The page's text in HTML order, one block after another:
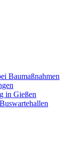
Baumaßnahmen
in Gießen